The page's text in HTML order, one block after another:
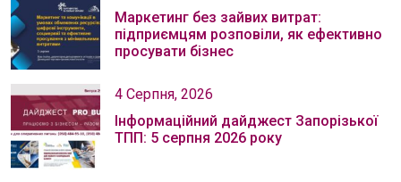
Маркетинг без зайвих витрат:
підприємцям розповіли, як ефективно
просувати бізнес
4 Серпня, 2026
Інформаційний дайджест Запорізької
ТПП: 5 серпня 2026 року